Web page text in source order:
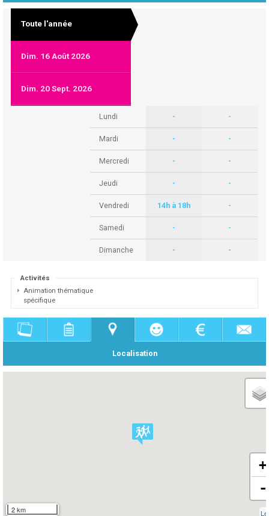
Toute l'année
Dim. 16 Août 2026
Dim. 20 Sept. 2026
Lundi - -
Mardi - -
Mercredi - -
Jeudi - -
Vendredi 14h à 18h -
Samedi - -
Dimanche - -
Activités
Animation thématique
spécifique
Localisation
2 km
+
-